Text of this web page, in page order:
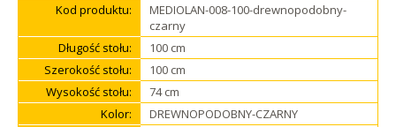
Kod produktu:
MEDIOLAN-008-100-drewnopodobny-
czarny
Długość stołu:
100 cm
Szerokość stołu:
100 cm
Wysokość stołu:
74 cm
Kolor:
DREWNOPODOBNY-CZARNY